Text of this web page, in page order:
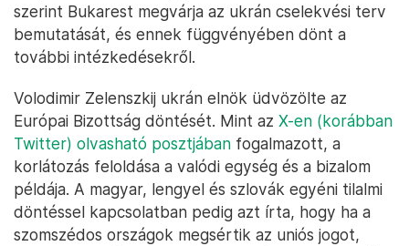
szerint Bukarest megvárja az ukrán cselekvési terv
bemutatását, és ennek függvényében dönt a
további intézkedésekről.
Volodimir Zelenszkij ukrán elnök üdvözölte az
Európai Bizottság döntését. Mint az X-en (korábban
Twitter) olvasható posztjában fogalmazott, a
korlátozás feloldása a valódi egység és a bizalom
példája. A magyar, lengyel és szlovák egyéni tilalmi
döntéssel kapcsolatban pedig azt írta, hogy ha a
szomszédos országok megsértik az uniós jogot,